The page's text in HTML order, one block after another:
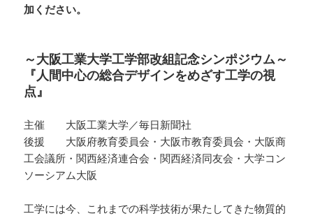
加ください。
～大阪工業大学工学部改組記念シンポジウム～
『人間中心の総合デザインをめざす工学の視
点』
主催 大阪工業大学／毎日新聞社
後援 大阪府教育委員会・大阪市教育委員会・大阪商
工会議所・関西経済連合会・関西経済同友会・大学コン
ソーシアム大阪
工学には今、これまでの科学技術が果たしてきた物質的